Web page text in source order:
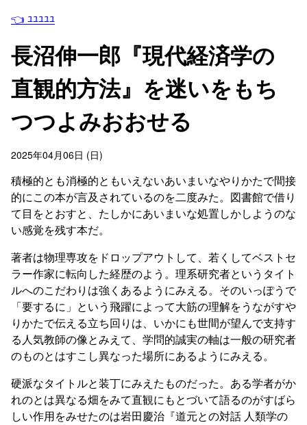
👈 ﾕﾕﾕﾕﾕ
長沼伸一郎『現代経済学の
直観的方法』を迷いをもち
つつよみおおせる
2025年04月06日 (日)
積極的とも消極的ともいえないあいまいなやりかたで間接
的にこの本が言及されているのを二度みた。図書館で借り
て目をとおすと、たしかにあいまいな処置しかしようのな
い感覚を残す本だ。
著者は物理専攻をドロップアウトして、若くしてベストセ
ラー作家に転向した経歴のよう。理系研究者というタイト
ルへのこだわりは強くあるようにみえる。そのいっぽうで
「要するに」という飛躍によって大筋の理解をうながすや
りかたで伝える立ち回りは、いかにも世間が望んで支持す
る人気教師の像とみえて、学問的誠実の軸は一般の研究者
のものとはすこし異なった場所にあるようにみえる。
硬派なタイトルと装丁にみえたものだった。ある学者がか
れのとは異なる畑をみて直観にもとづいて語るのがすばら
しい作用をみせたのは岩田慶治『道元との対話 人類学の